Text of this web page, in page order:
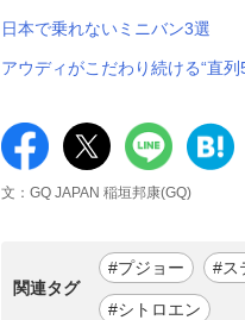
日本で乗れないミニバン3選
アウディがこだわり続ける“直列
文：GQ JAPAN 稲垣邦康(GQ)
関連タグ
#プジョー #ス
#シトロエン